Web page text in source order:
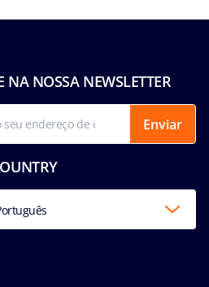
NA NOSSA NEWSLETTER
Enviar